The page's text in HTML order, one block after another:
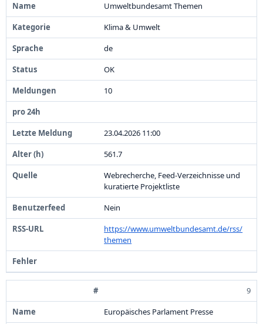
Umweltbundesamt Themen
Klima & Umwelt
de
OK
10
23.04.2026 11:00
561.7
Webrecherche, Feed-Verzeichnisse und
kuratierte Projektliste
Nein
https://www.umweltbundesamt.de/rss/
themen
9
Europäisches Parlament Presse